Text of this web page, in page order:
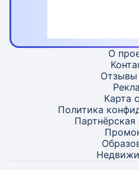
О
Отзывы
Карта
Политика